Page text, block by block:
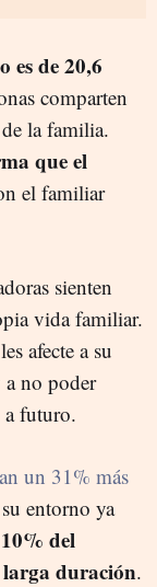
es de 20,6
comparten
la familia.
que el
el familiar
sienten
vida familiar.
afecte a su
a no poder
a futuro.
un 31% más
entorno ya
del
larga duración.